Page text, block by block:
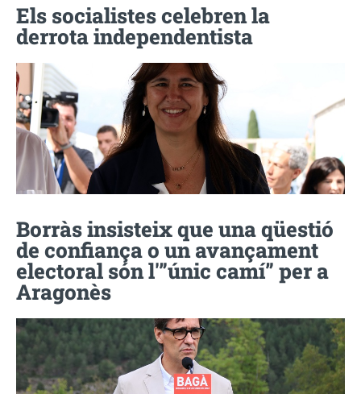
Els socialistes celebren la
derrota independentista
Borràs insisteix que una qüestió
de confiança o un avançament
electoral són l'”únic camí” per a
Aragonès